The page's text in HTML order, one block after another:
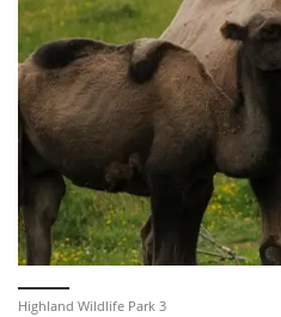
Highland Wildlife Park 3